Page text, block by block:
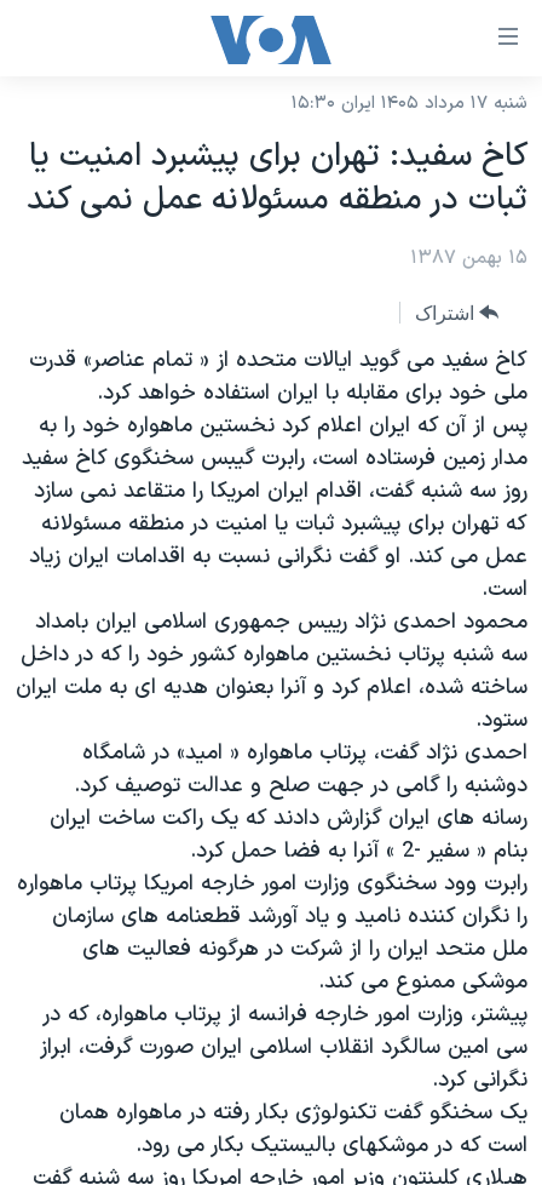
لینکهای
دسترسی
جهش
محتوای
اصلی
جهش
صفحه
اصلی
جهش
به
جستجو
نسخه سبک وب‌سایت
موضوع ها
ایران
آمریکا
جهان
ورزشی
گزیده‌ها
ویژه برنامه‌ها
ویدیوها
فرهنگ و زندگی
حقوق شهروندی
اقتصادی
علم و فناوری
اسرائیل در جنگ
گالری عکس
آرشیو پخش زنده
برنامه های تلویزیونی
جدول برنامه ها
صفحه‌های ویژه
جام جهانی ۲۰۲۶
عملیات خشم حماسی
بایگانی برنامه‌های تلویزیونی
مستندها
انتخابات ریاست جمهوری آمریکا ۲۰۲۴
حمله جمهوری اسلامی به اسرائیل
رمز مهسا
ورزش زنان در ایران
اعتراضات زن، زندگی، آزادی
مجموعه مستندهای دادخواهی
تریبونال مردمی آبان ۹۸
دادگاه حمید نوری
چهل سال گروگان‌گیری
قانون شفافیت دارائی کادر رهبری ایران
اعتراضات مردمی آبان ۹۸
اسرائیل در جنگ
نرگس محمدی برنده جایزه نوبل صلح
همایش محافظه‌کاران آمریکا «سی‌پک»
فرکانس‌های صدای آمریکا
پخش رادیویی
یادگیری زبان انگلیسی
دنبال کنید
زبانهای مختلف
شنبه ۱۷ مرداد ۱۴۰۵ ایران ۱۵:۳۰
کاخ سفید: تهران برای پیشبرد امنیت یا
ثبات در منطقه مسئولانه عمل نمی کند
۱۵ بهمن ۱۳۸۷
اشتراک
کاخ سفید می گوید ایالات متحده از « تمام عناصر» قدرت
ملی خود برای مقابله با ایران استفاده خواهد کرد.
پس از آن که ایران اعلام کرد نخستین ماهواره خود را به
مدار زمین فرستاده است، رابرت گیبس سخنگوی کاخ سفید
روز سه شنبه گفت، اقدام ایران امریکا را متقاعد نمی سازد
که تهران برای پیشبرد ثبات یا امنیت در منطقه مسئولانه
عمل می کند. او گفت نگرانی نسبت به اقدامات ایران زیاد
است.
محمود احمدی نژاد رییس جمهوری اسلامی ایران بامداد
سه شنبه پرتاب نخستین ماهواره کشور خود را که در داخل
ساخته شده، اعلام کرد و آنرا بعنوان هدیه ای به ملت ایران
ستود.
احمدی نژاد گفت، پرتاب ماهواره « امید» در شامگاه
دوشنبه را گامی در جهت صلح و عدالت توصیف کرد.
رسانه های ایران گزارش دادند که یک راکت ساخت ایران
بنام « سفیر -2 » آنرا به فضا حمل کرد.
رابرت وود سخنگوی وزارت امور خارجه امریکا پرتاب ماهواره
را نگران کننده نامید و یاد آورشد قطعنامه های سازمان
ملل متحد ایران را از شرکت در هرگونه فعالیت های
موشکی ممنوع می کند.
پیشتر، وزارت امور خارجه فرانسه از پرتاب ماهواره، که در
سی امین سالگرد انقلاب اسلامی ایران صورت گرفت، ابراز
نگرانی کرد.
یک سخنگو گفت تکنولوژی بکار رفته در ماهواره همان
است که در موشکهای بالیستیک بکار می رود.
هیلاری کلینتون وزیر امور خارجه امریکا روز سه شنبه گفت